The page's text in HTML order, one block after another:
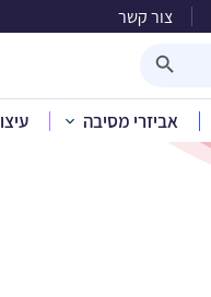
צור קשר
אביזרי מסיבה